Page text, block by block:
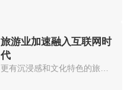
旅游业加速融入互联网时
代